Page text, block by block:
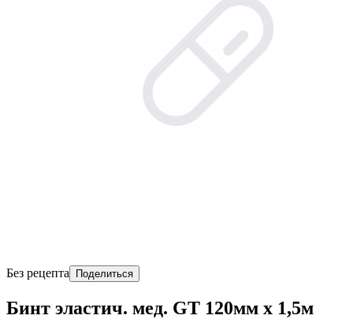
Без рецепта Поделиться
Бинт эластич. мед. GT 120мм х 1,5м